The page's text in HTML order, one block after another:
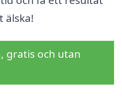
älska!
gratis och utan